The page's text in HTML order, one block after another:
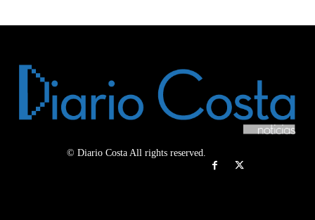
© Diario Costa All rights reserved.